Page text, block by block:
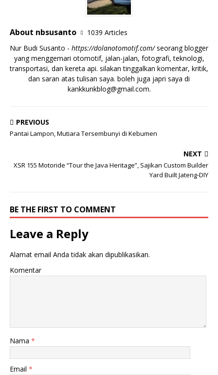
About nbsusanto
1039 Articles
Nur Budi Susanto - https://dolanotomotif.com/seorang blogger
yang menggemari otomotif, jalan-jalan, fotografi, teknologi,
transportasi, dan kereta api. silakan tinggalkan komentar, kritik,
dan saran atas tulisan saya. boleh juga japri saya di
kankkunkblog@gmail.com.
PREVIOUS
Pantai Lampon, Mutiara Tersembunyi di Kebumen
NEXT
XSR 155 Motoride “Tour the Java Heritage”, Sajikan Custom Builder
Yard Built Jateng-DIY
BE THE FIRST TO COMMENT
Leave a Reply
Alamat email Anda tidak akan dipublikasikan.
Komentar
Nama *
Email *